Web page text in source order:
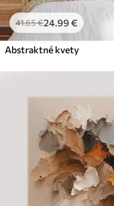
41.65€24.99 €
Abstraktné kvety